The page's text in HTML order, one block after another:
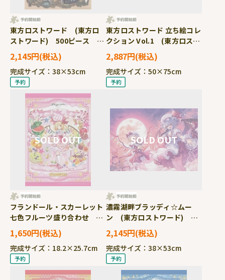
東方ロストワード (東方ロ
ストワード) 500ピース ジ
グソーパズル ●予約
APP-500-345
2,145円
完成サイズ：38×53cm
東方ロストワード 立ち絵コレ
クション Vol.1 (東方ロスト
ワード) 1000ピース ジグ
ソーパズル ●予約 APP-
1000-931
2,887円
完成サイズ：50×75cm
フランドール・スカーレット
七色フルーツ盛り合わせ
(東方ロストワード) 260ピ
ース ジグソーパズル ●予
約 APP-260-031
1,650円
完成サイズ：18.2×25.7cm
濃霧湖畔ブラッディ☆ムー
ン (東方ロストワード)
500ピース ジグソーパズ
ル ●予約 APP-500-346
2,145円
完成サイズ：38×53cm